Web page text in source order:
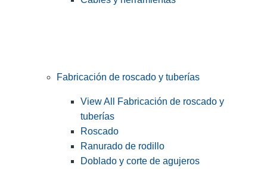
Fabricación de roscado y tuberías
View All Fabricación de roscado y
tuberías
Roscado
Ranurado de rodillo
Doblado y corte de agujeros